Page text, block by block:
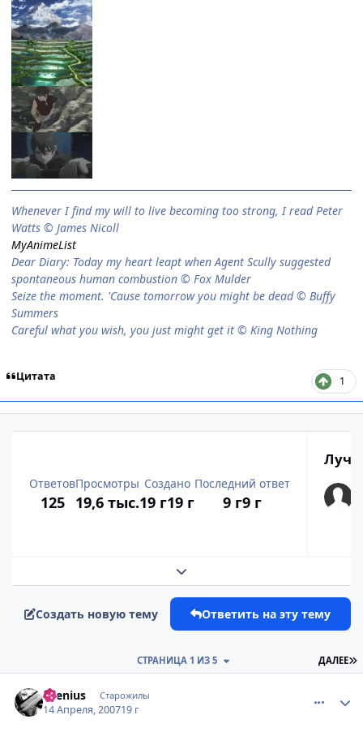
When­ever I find my will to live be­com­ing too strong, I read Peter
Watts © James Nicoll
MyAnimeList
Dear Diary: Today my heart leapt when Agent Scully suggested
spontaneous human combustion © Fox Mulder
Seize the moment. 'Cause tomorrow you might be dead © Buffy
Summers
Careful what you wish, you just might get it © King Nothing
Цитата 1
Ответов
125
Просмотры
19,6 тыс.
Создано
19 г19 г
Последний ответ
9 г9 г
Развернуть обзор темы
Создать новую тему Ответить на эту тему
ДАЛЕЕ
СТРАНИЦА 1 ИЗ 5
Silenius Старожилы
14 Апреля, 200719 г